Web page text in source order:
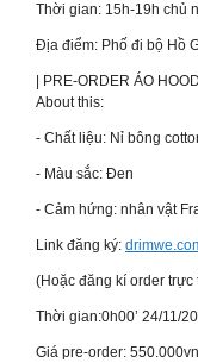
Thời gian: 15h-19h chủ
Địa điểm: Phố đi bộ Hồ
| PRE-ORDER ÁO
About this:
⁃ Chất liệu: Nỉ bông
⁃ Màu sắc: Đen
⁃ Cảm hứng: nhân vật
Link đăng ký:
(Hoặc đăng kí order trực
Thời gian:0h00’ 24/11/
Giá pre-order: